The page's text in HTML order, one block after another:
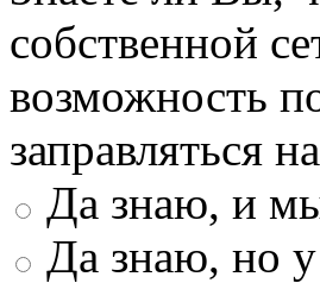
собственной
возможность
заправляться
Да знаю, и
Да знаю, но